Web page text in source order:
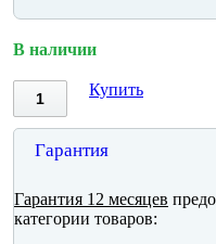
В наличии
Купить
Гарантия
Гарантия 12 месяцев
категории товаров: